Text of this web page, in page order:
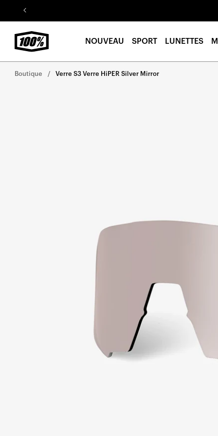
Aller au
contenu
NOUVEAU SPORT LUNETTES
Boutique Verre S3 Verre HiPER Silver Mirror